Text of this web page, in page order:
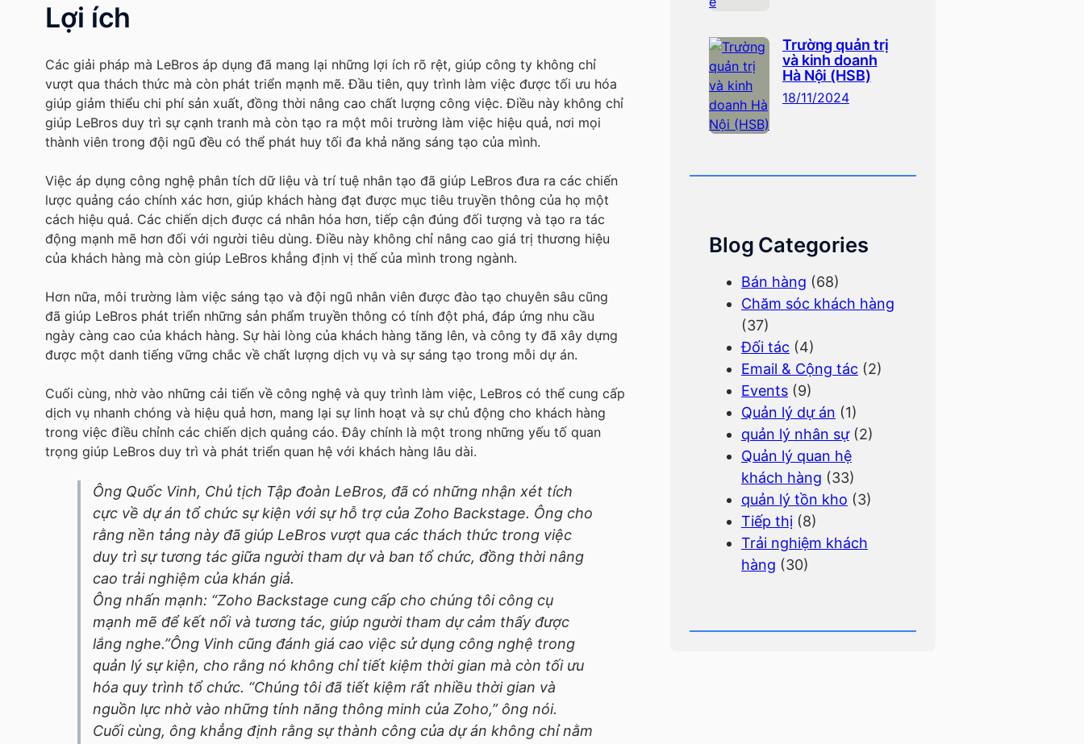
Lợi ích
Các giải pháp mà LeBros áp dụng đã mang lại những lợi ích rõ rệt, giúp công ty không chỉ
vượt qua thách thức mà còn phát triển mạnh mẽ. Đầu tiên, quy trình làm việc được tối ưu hóa
giúp giảm thiểu chi phí sản xuất, đồng thời nâng cao chất lượng công việc. Điều này không chỉ
giúp LeBros duy trì sự cạnh tranh mà còn tạo ra một môi trường làm việc hiệu quả, nơi mọi
thành viên trong đội ngũ đều có thể phát huy tối đa khả năng sáng tạo của mình.
Việc áp dụng công nghệ phân tích dữ liệu và trí tuệ nhân tạo đã giúp LeBros đưa ra các chiến
lược quảng cáo chính xác hơn, giúp khách hàng đạt được mục tiêu truyền thông của họ một
cách hiệu quả. Các chiến dịch được cá nhân hóa hơn, tiếp cận đúng đối tượng và tạo ra tác
động mạnh mẽ hơn đối với người tiêu dùng. Điều này không chỉ nâng cao giá trị thương hiệu
của khách hàng mà còn giúp LeBros khẳng định vị thế của mình trong ngành.
Hơn nữa, môi trường làm việc sáng tạo và đội ngũ nhân viên được đào tạo chuyên sâu cũng
đã giúp LeBros phát triển những sản phẩm truyền thông có tính đột phá, đáp ứng nhu cầu
ngày càng cao của khách hàng. Sự hài lòng của khách hàng tăng lên, và công ty đã xây dựng
được một danh tiếng vững chắc về chất lượng dịch vụ và sự sáng tạo trong mỗi dự án.
Cuối cùng, nhờ vào những cải tiến về công nghệ và quy trình làm việc, LeBros có thể cung cấp
dịch vụ nhanh chóng và hiệu quả hơn, mang lại sự linh hoạt và sự chủ động cho khách hàng
trong việc điều chỉnh các chiến dịch quảng cáo. Đây chính là một trong những yếu tố quan
trọng giúp LeBros duy trì và phát triển quan hệ với khách hàng lâu dài.
Ông Quốc Vinh, Chủ tịch Tập đoàn LeBros, đã có những nhận xét tích
cực về dự án tổ chức sự kiện với sự hỗ trợ của Zoho Backstage. Ông cho
rằng nền tảng này đã giúp LeBros vượt qua các thách thức trong việc
duy trì sự tương tác giữa người tham dự và ban tổ chức, đồng thời nâng
cao trải nghiệm của khán giả.
Ông nhấn mạnh: “Zoho Backstage cung cấp cho chúng tôi công cụ
mạnh mẽ để kết nối và tương tác, giúp người tham dự cảm thấy được
lắng nghe.”Ông Vinh cũng đánh giá cao việc sử dụng công nghệ trong
quản lý sự kiện, cho rằng nó không chỉ tiết kiệm thời gian mà còn tối ưu
hóa quy trình tổ chức. “Chúng tôi đã tiết kiệm rất nhiều thời gian và
nguồn lực nhờ vào những tính năng thông minh của Zoho,” ông nói.
Cuối cùng, ông khẳng định rằng sự thành công của dự án không chỉ nằm
Trường quản trị
và kinh doanh
Hà Nội (HSB)
18/11/2024
Blog Categories
Bán hàng (68)
Chăm sóc khách hàng
(37)
Đối tác (4)
Email & Cộng tác (2)
Events(9)
Quản lý dự án (1)
quản lý nhân sự(2)
Quản lý quan hệ
khách hàng (33)
quản lý tồn kho (3)
Tiếp thị(8)
Trải nghiệm khách
hàng (30)